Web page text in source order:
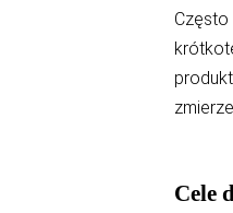
Często
Cele